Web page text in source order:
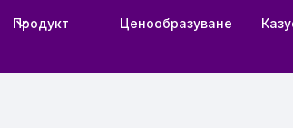
Продукт Ценообразуване